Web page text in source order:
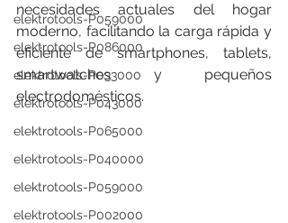
elektrotools-P059000
elektrotools-P086000
elektrotools-P033000
elektrotools-P043000
elektrotools-P065000
elektrotools-P040000
elektrotools-P059000
elektrotools-P002000
necesidades actuales del hogar
moderno, facilitando la carga rápida y
eficiente de smartphones, tablets,
smartwatches y pequeños
electrodomésticos.